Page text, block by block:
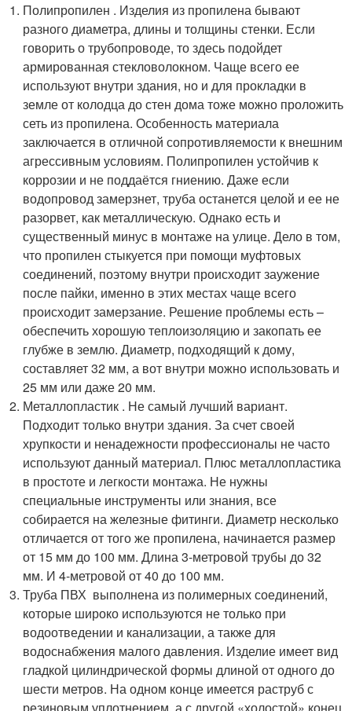
Полипропилен . Изделия из пропилена бывают
разного диаметра, длины и толщины стенки. Если
говорить о трубопроводе, то здесь подойдет
армированная стекловолокном. Чаще всего ее
используют внутри здания, но и для прокладки в
земле от колодца до стен дома тоже можно проложить
сеть из пропилена. Особенность материала
заключается в отличной сопротивляемости к внешним
агрессивным условиям. Полипропилен устойчив к
коррозии и не поддаётся гниению. Даже если
водопровод замерзнет, труба останется целой и ее не
разорвет, как металлическую. Однако есть и
существенный минус в монтаже на улице. Дело в том,
что пропилен стыкуется при помощи муфтовых
соединений, поэтому внутри происходит заужение
после пайки, именно в этих местах чаще всего
происходит замерзание. Решение проблемы есть –
обеспечить хорошую теплоизоляцию и закопать ее
глубже в землю. Диаметр, подходящий к дому,
составляет 32 мм, а вот внутри можно использовать и
25 мм или даже 20 мм.
Металлопластик . Не самый лучший вариант.
Подходит только внутри здания. За счет своей
хрупкости и ненадежности профессионалы не часто
используют данный материал. Плюс металлопластика
в простоте и легкости монтажа. Не нужны
специальные инструменты или знания, все
собирается на железные фитинги. Диаметр несколько
отличается от того же пропилена, начинается размер
от 15 мм до 100 мм. Длина 3-метровой трубы до 32
мм. И 4-метровой от 40 до 100 мм.
Труба ПВХ выполнена из полимерных соединений,
которые широко используются не только при
водоотведении и канализации, а также для
водоснабжения малого давления. Изделие имеет вид
гладкой цилиндрической формы длиной от одного до
шести метров. На одном конце имеется раструб с